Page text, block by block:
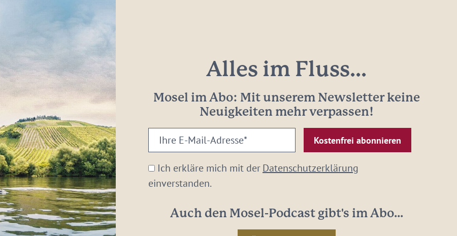
Alles im Fluss...
Mosel im Abo: Mit unserem Newsletter keine
Neuigkeiten mehr verpassen!
Ihre
E-
Mail-
Adresse:
Ich erkläre mich mit derDatenschutzerklärung
einverstanden.
Auch den Mosel-Podcast gibt's im Abo...